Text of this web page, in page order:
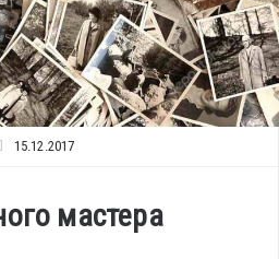
15.12.2017
мастера